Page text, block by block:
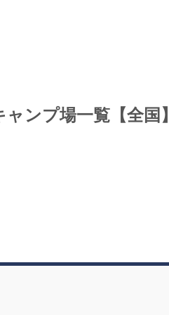
ンプ場一覧【全国】